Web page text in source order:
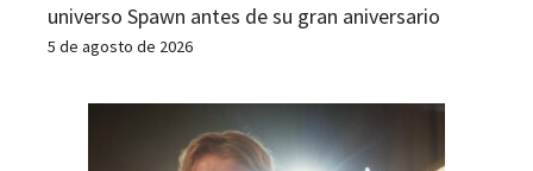
universo Spawn antes de su gran aniversario
5 de agosto de 2026